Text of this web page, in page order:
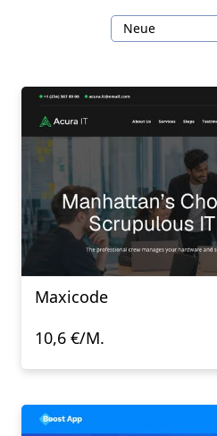
Neue
Maxicode
10,6 €/M.